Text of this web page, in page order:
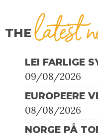
THElatest
LEI FARLIGE
09/08/2026
EUROPEERE
08/08/2026
NORGE PÅ